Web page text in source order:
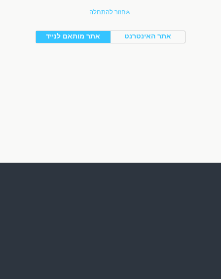
חזור להתחלה
אתר מותאם לנייד אתר האינטרנט